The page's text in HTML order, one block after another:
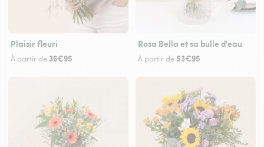
Plaisir fleuri
À partir de 36€95
Rosa Bella et sa bulle d'eau
À partir de 53€95